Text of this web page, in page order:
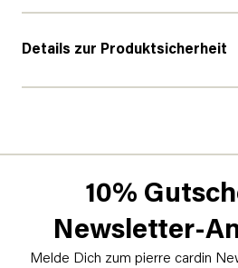
Details zur Produktsicherheit
10%
Newsletter-
Melde Dich zum pierre cardin